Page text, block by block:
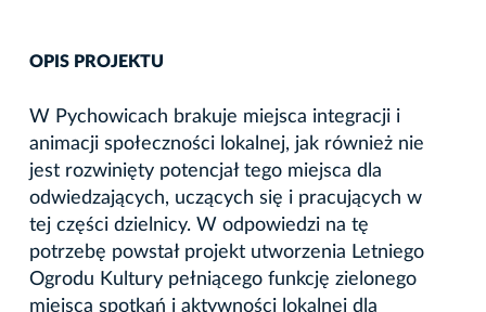
OPIS PROJEKTU
W Pychowicach brakuje miejsca integracji i
animacji społeczności lokalnej, jak również nie
jest rozwinięty potencjał tego miejsca dla
odwiedzających, uczących się i pracujących w
tej części dzielnicy. W odpowiedzi na tę
potrzebę powstał projekt utworzenia Letniego
Ogrodu Kultury pełniącego funkcję zielonego
miejsca spotkań i aktywności lokalnej dla